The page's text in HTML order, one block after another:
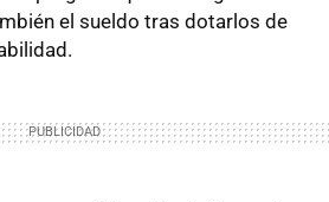
el sueldo tras dotarlos de